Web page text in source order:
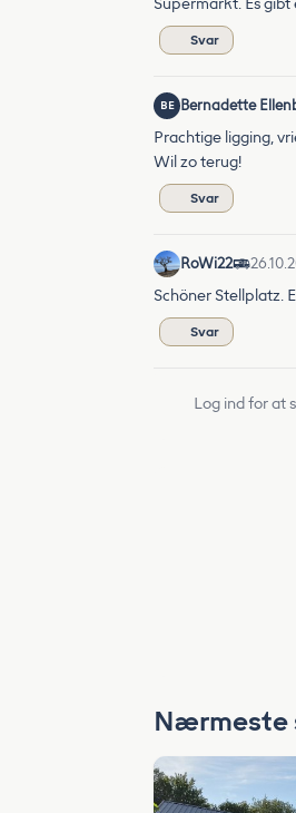
Supermarkt. Es gibt
Svar
BE Bernadette
Prachtige ligging,
Wil zo terug!
Svar
RoWi22
Schöner Stellplatz.
Svar
Log ind for at
Nærmeste